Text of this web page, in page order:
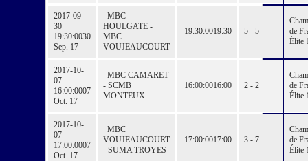
2017-09-
30
19:30:0030
Sep. 17
MBC
HOULGATE -
MBC
VOUJEAUCOURT
19:30:0019:30 5 - 5
de
Élite
2017-10-
07
16:00:0007
Oct. 17
MBC CAMARET
- SCMB
MONTEUX
16:00:0016:00 2 - 2
de
Élite
2017-10-
07
17:00:0007
Oct. 17
MBC
VOUJEAUCOURT
- SUMA TROYES
17:00:0017:00 3 - 7
de
Élite